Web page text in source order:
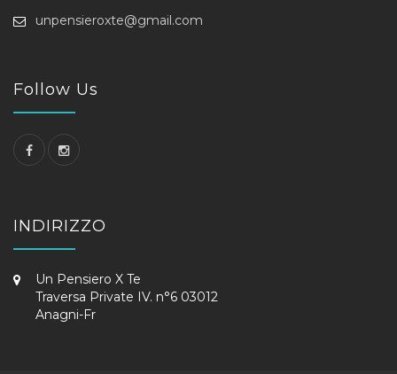
unpensieroxte@gmail.com
Follow Us
INDIRIZZO
Un Pensiero X Te
Traversa Private IV. n°6 03012
Anagni-Fr